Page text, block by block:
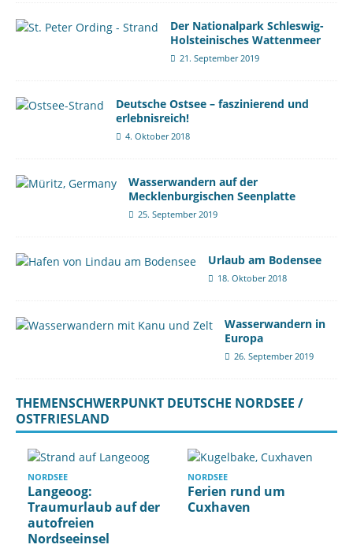
Der Nationalpark Schleswig-
Holsteinisches Wattenmeer
21. September 2019
Deutsche Ostsee – faszinierend und
erlebnisreich!
4. Oktober 2018
Wasserwandern auf der
Mecklenburgischen Seenplatte
25. September 2019
Urlaub am Bodensee
18. Oktober 2018
Wasserwandern in
Europa
26. September 2019
THEMENSCHWERPUNKT DEUTSCHE NORDSEE /
OSTFRIESLAND
NORDSEE
Langeoog:
Traumurlaub auf der
autofreien
Nordseeinsel
NORDSEE
Ferien rund um
Cuxhaven